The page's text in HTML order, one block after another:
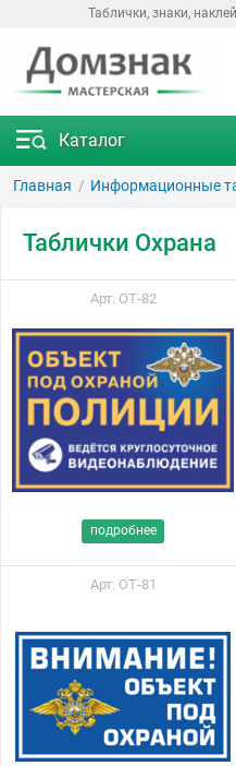
Таблички, знаки,
Каталог
Главная Информационные
Таблички Охрана
Арт. ОТ-82
подробнее
Арт. ОТ-81